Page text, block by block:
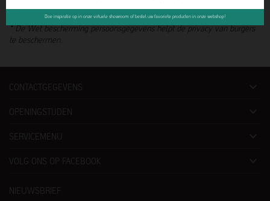
* De Wet bescherming persoonsgegevens helpt de privacy van burgers
te beschermen.
CONTACTGEGEVENS
OPENINGSTIJDEN
SERVICEMENU
VOLG ONS OP FACEBOOK
NIEUWSBRIEF
Doe inspiratie op in onze virtuele showroom of bestel uw favoriete producten in onze webshop!